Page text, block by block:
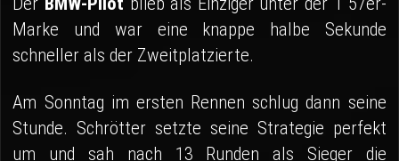
Marke und war eine knappe halbe Sekunde
schneller als der Zweitplatzierte.
Am Sonntag im ersten Rennen schlug dann seine
Stunde. Schrötter setzte seine Strategie perfekt
um und sah nach 13 Runden als Sieger die